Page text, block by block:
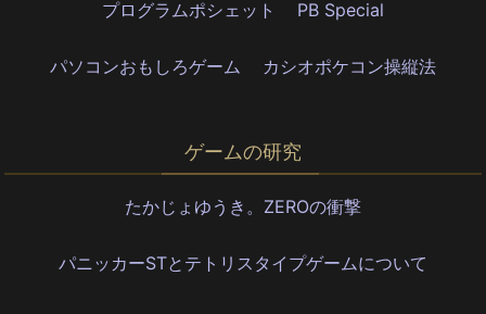
プログラムポシェット PB Special
パソコンおもしろゲーム カシオポケコン操縦法
ゲームの研究
たかじょゆうき。ZEROの衝撃
パニッカーSTとテトリスタイプゲームについて